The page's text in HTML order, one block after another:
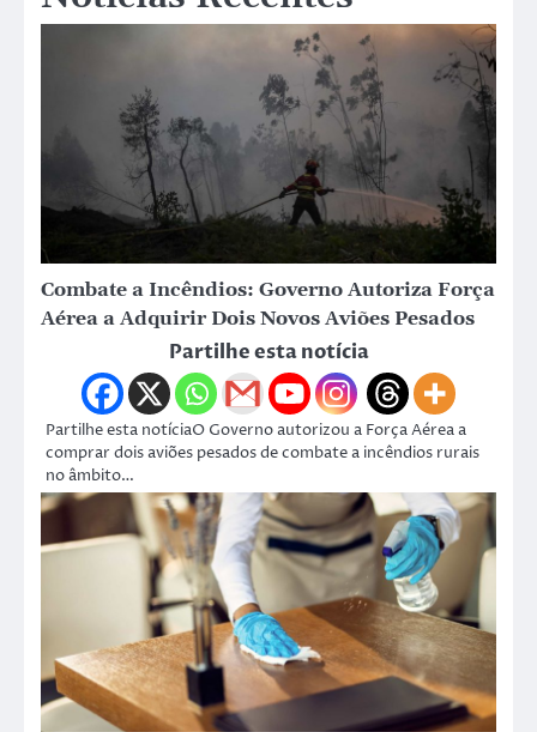
Combate a Incêndios: Governo Autoriza Força
Aérea a Adquirir Dois Novos Aviões Pesados
Partilhe esta notícia
Partilhe esta notíciaO Governo autorizou a Força Aérea a
comprar dois aviões pesados de combate a incêndios rurais
no âmbito…